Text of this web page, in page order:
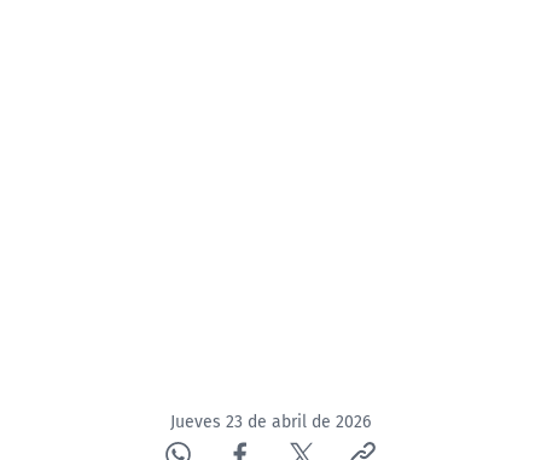
Jueves 23 de abril de 2026